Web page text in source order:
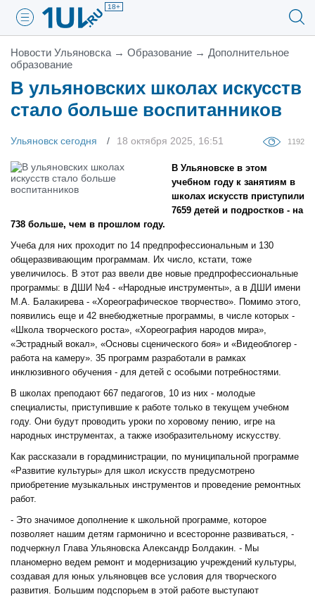
18+
Новости Ульяновска → Образование → Дополнительное
образование
В ульяновских школах искусств
стало больше воспитанников
Ульяновск сегодня 18 октября 2025, 16:51 1192
В Ульяновске в этом
учебном году к занятиям в
школах искусств приступили
7659 детей и подростков - на
738 больше, чем в прошлом году.
Учеба для них проходит по 14 предпрофессиональным и 130
общеразвивающим программам. Их число, кстати, тоже
увеличилось. В этот раз ввели две новые предпрофессиональные
программы: в ДШИ №4 - «Народные инструменты», а в ДШИ имени
М.А. Балакирева - «Хореографическое творчество». Помимо этого,
появились еще и 42 внебюджетные программы, в числе которых -
«Школа творческого роста», «Хореография народов мира»,
«Эстрадный вокал», «Основы сценического боя» и «Видеоблогер -
работа на камеру». 35 программ разработали в рамках
инклюзивного обучения - для детей с особыми потребностями.
В школах преподают 667 педагогов, 10 из них - молодые
специалисты, приступившие к работе только в текущем учебном
году. Они будут проводить уроки по хоровому пению, игре на
народных инструментах, а также изобразительному искусству.
Как рассказали в горадминистрации, по муниципальной программе
«Развитие культуры» для школ искусств предусмотрено
приобретение музыкальных инструментов и проведение ремонтных
работ.
- Это значимое дополнение к школьной программе, которое
позволяет нашим детям гармонично и всесторонне развиваться, -
подчеркнул Глава Ульяновска Александр Болдакин. - Мы
планомерно ведем ремонт и модернизацию учреждений культуры,
создавая для юных ульяновцев все условия для творческого
развития. Большим подспорьем в этой работе выступают